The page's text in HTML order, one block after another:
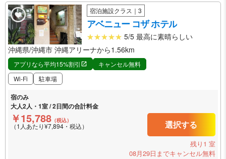
宿泊施設クラス｜3
アベニュー コザ ホテル
5/5 最高に素晴らしい
沖縄県/沖縄市 沖縄アリーナから1.56km
アプリなら平均15%割引
キャンセル無料
Wi-Fi
駐車場
宿のみ
大人2人・1室 / 2日間の合計料金
￥15,788 （税込）
（1人あたり¥7,894・税込） 選択する
残り1 室
08月29日までキャンセル無料